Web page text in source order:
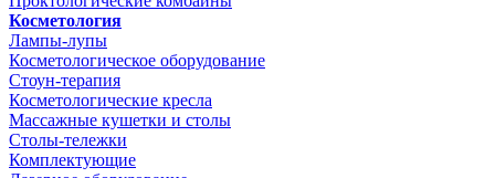
Косметология
Лампы-лупы
Косметологическое оборудование
Стоун-терапия
Косметологические кресла
Массажные кушетки и столы
Столы-тележки
Комплектующие